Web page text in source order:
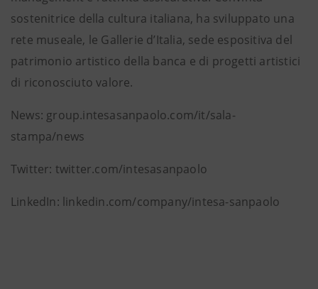
sostenitrice della cultura italiana, ha sviluppato una
rete museale, le Gallerie d’Italia, sede espositiva del
patrimonio artistico della banca e di progetti artistici
di riconosciuto valore.
News: group.intesasanpaolo.com/it/sala-
stampa/news
Twitter: twitter.com/intesasanpaolo
LinkedIn: linkedin.com/company/intesa-sanpaolo